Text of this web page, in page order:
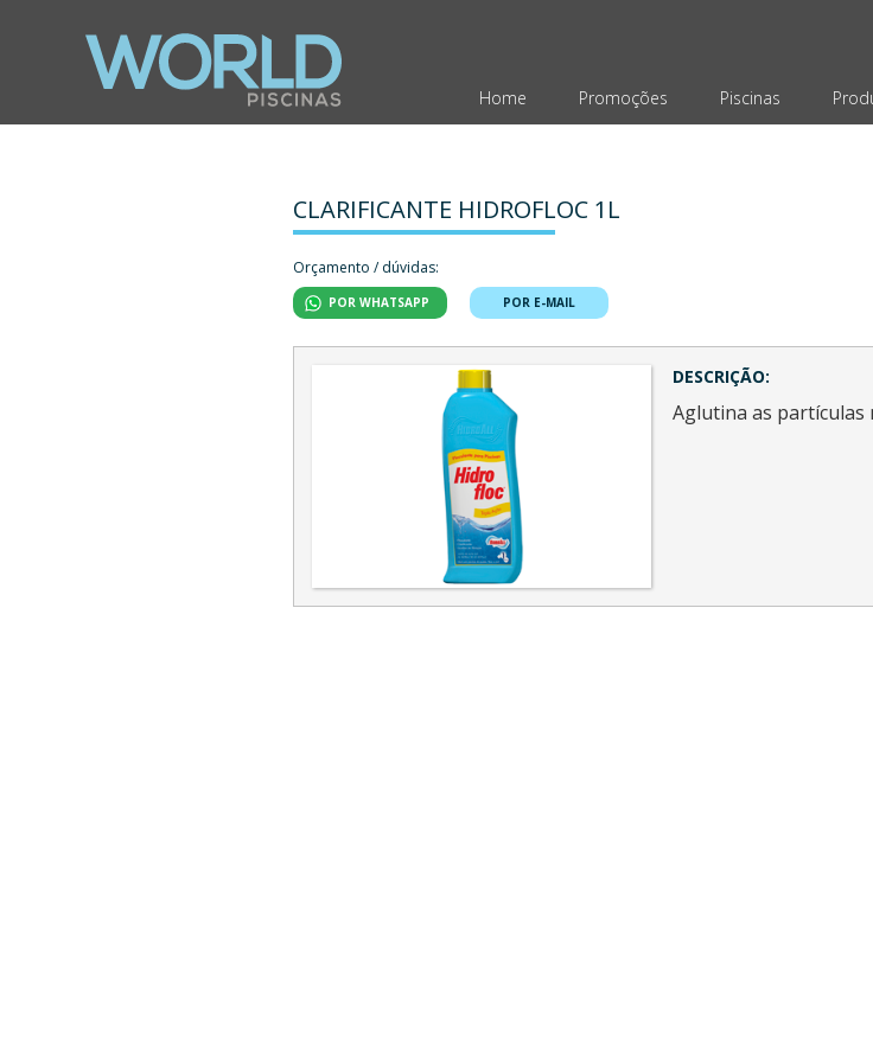
Home Promoções Piscinas
CLARIFICANTE HIDROFLOC 1L
Orçamento / dúvidas:
POR WHATSAPP POR E-MAIL
DESCRIÇÃO:
Aglutina as partículas